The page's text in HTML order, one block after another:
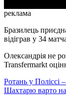
реклама
Бразилець
відіграв у 34
Олександрія не
Transfermarkt
Ротань у Поліссі
Шахтарю варто